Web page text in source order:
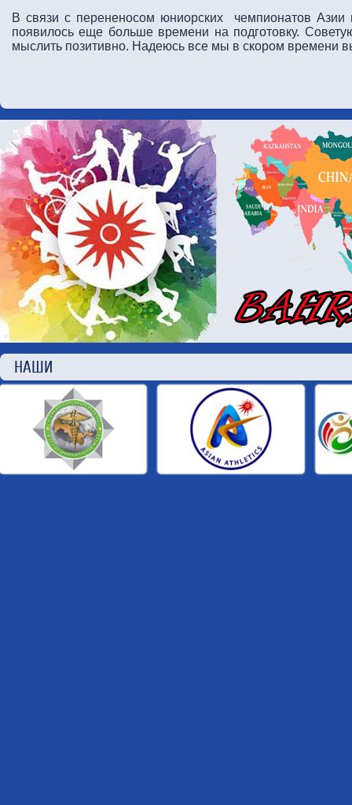
В связи с перененосом юниорских чемпионатов
появилось еще больше времени на подготовку.
мыслить позитивно. Надеюсь все мы в скором времени
НАШИ